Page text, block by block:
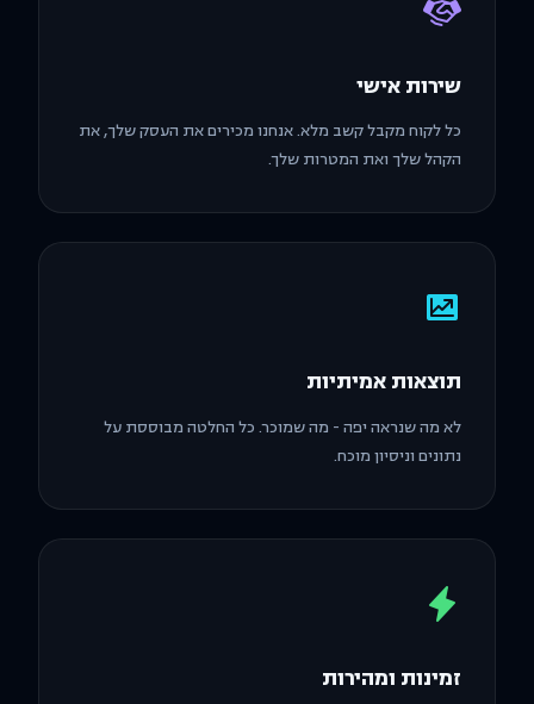
שירות אישי
כל לקוח מקבל קשב מלא. אנחנו מכירים את העסק שלך, את
הקהל שלך ואת המטרות שלך.
תוצאות אמיתיות
לא מה שנראה יפה - מה שמוכר. כל החלטה מבוססת על
נתונים וניסיון מוכח.
זמינות ומהירות